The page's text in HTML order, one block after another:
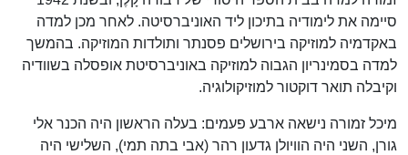
סיימה את לימודיה בתיכון ליד האוניברסיטה. לאחר מכן למדה
באקדמיה למוזיקה בירושלים פסנתר ותולדות המוזיקה. בהמשך
למדה בסמינריון הגבוה למוזיקה באוניברסיטת אופסלה בשוודיה
וקיבלה תואר דוקטור למוזיקולוגיה.
מיכל זמורה נישאה ארבע פעמים: בעלה הראשון היה הכנר אלי
גורן, השני היה הוויולן גדעון רהר (אבי בתה תמי), השלישי היה